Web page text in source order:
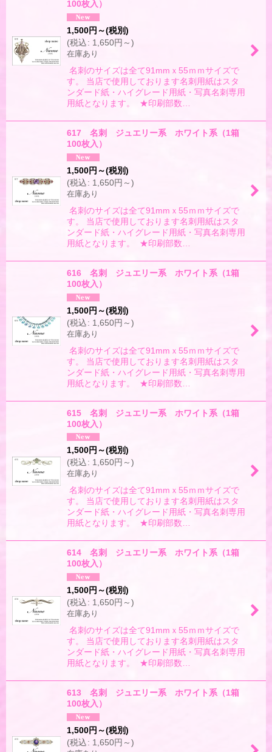
100枚入）
1,500円 ～(税別)
(税込: 1,650円 ～)
在庫あり
名刺のサイズは全て91mmｘ55ｍｍサイズで
す。 当店で使用しております名刺用紙はスタ
ンダード紙・ハイグレード用紙・写真名刺専用
用紙となります。 ★印刷部数…
617 名刺 ジュエリー系 ホワイト系（1箱
100枚入）
1,500円 ～(税別)
(税込: 1,650円 ～)
在庫あり
名刺のサイズは全て91mmｘ55ｍｍサイズで
す。 当店で使用しております名刺用紙はスタ
ンダード紙・ハイグレード用紙・写真名刺専用
用紙となります。 ★印刷部数…
616 名刺 ジュエリー系 ホワイト系（1箱
100枚入）
1,500円 ～(税別)
(税込: 1,650円 ～)
在庫あり
名刺のサイズは全て91mmｘ55ｍｍサイズで
す。 当店で使用しております名刺用紙はスタ
ンダード紙・ハイグレード用紙・写真名刺専用
用紙となります。 ★印刷部数…
615 名刺 ジュエリー系 ホワイト系（1箱
100枚入）
1,500円 ～(税別)
(税込: 1,650円 ～)
在庫あり
名刺のサイズは全て91mmｘ55ｍｍサイズで
す。 当店で使用しております名刺用紙はスタ
ンダード紙・ハイグレード用紙・写真名刺専用
用紙となります。 ★印刷部数…
614 名刺 ジュエリー系 ホワイト系（1箱
100枚入）
1,500円 ～(税別)
(税込: 1,650円 ～)
在庫あり
名刺のサイズは全て91mmｘ55ｍｍサイズで
す。 当店で使用しております名刺用紙はスタ
ンダード紙・ハイグレード用紙・写真名刺専用
用紙となります。 ★印刷部数…
613 名刺 ジュエリー系 ホワイト系（1箱
100枚入）
1,500円 ～(税別)
(税込: 1,650円 ～)